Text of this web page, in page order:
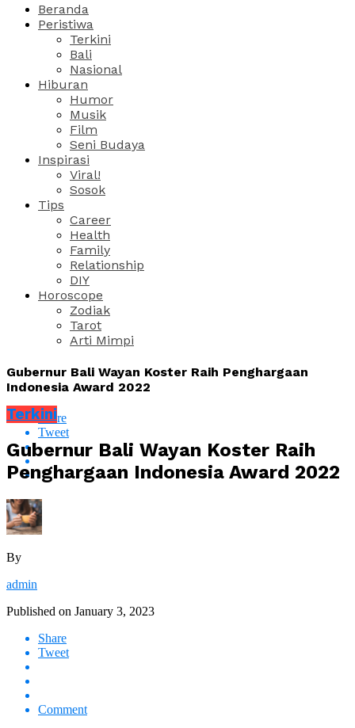
Beranda
Peristiwa
Terkini
Bali
Nasional
Hiburan
Humor
Musik
Film
Seni Budaya
Inspirasi
Viral!
Sosok
Tips
Career
Health
Family
Relationship
DIY
Horoscope
Zodiak
Tarot
Arti Mimpi
Gubernur Bali Wayan Koster Raih Penghargaan
Indonesia Award 2022
Share
Tweet
Terkini
Gubernur Bali Wayan Koster Raih
Penghargaan Indonesia Award 2022
By
admin
Published on January 3, 2023
Share
Tweet
Comment